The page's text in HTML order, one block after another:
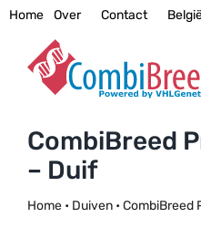
Ga
inhoud
Home Over Contact
CombiBreed
– Duif
Home• Duiven• CombiBreed